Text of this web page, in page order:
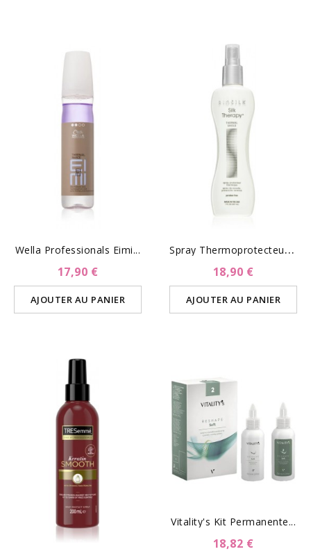
Wella Professionals Eimi...
17,90 €
AJOUTER AU PANIER
S
Pray Thermoprotecteur-...
18,90 €
AJOUTER AU PANIER
Vitality's Kit Permanente...
18,82 €